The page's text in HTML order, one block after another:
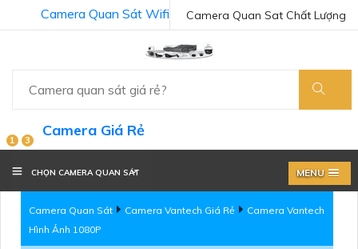
Camera Quan Sat Chất Lượng
Camera Quan Sát Wifi
1 3
Camera Giá Rẻ
CHỌN CAMERA QUAN SÁT MENU
Camera Quan Sát Camera Vantech Giá Rẻ
Camera Vantech
Hình Ảnh 1080P